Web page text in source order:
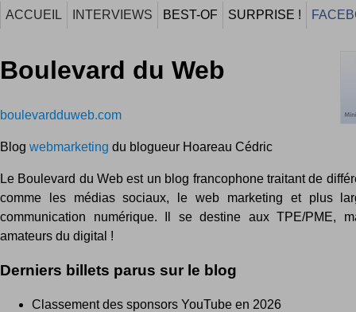
ACCUEIL INTERVIEWS BEST-OF SURPRISE !
Boulevard du Web
boulevardduweb.com
Blog webmarketing du blogueur Hoareau Cédric
Le Boulevard du Web est un blog francophone traitant de
comme les médias sociaux, le web marketing et plus
communication numérique. Il se destine aux TPE/PME,
amateurs du digital !
Derniers billets parus sur le blog
Classement des sponsors YouTube en 2026